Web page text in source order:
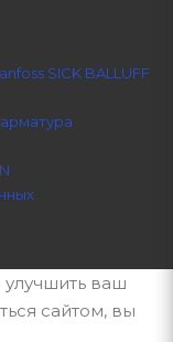
SICK BALLUFF
ваш
сайтом, вы